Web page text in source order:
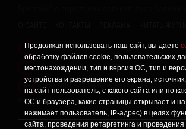
Продолжая использовать наш сайт, вы даете
обработку файлов cookie, пользовательских
местонахождении, тип и версия ОС, тип и
устройства и разрешение его экрана,
на сайт пользователь, с какого сайта или по
ОС и браузера, какие страницы открывает и на
нажимает пользователь, IP-адрес) в целях
сайта, проведения ретаргетинга и проведения
! Политика конфиденциальности
! Информация о проведении СОУТ
Данный сайт не предназначен для
младше 16 лет.